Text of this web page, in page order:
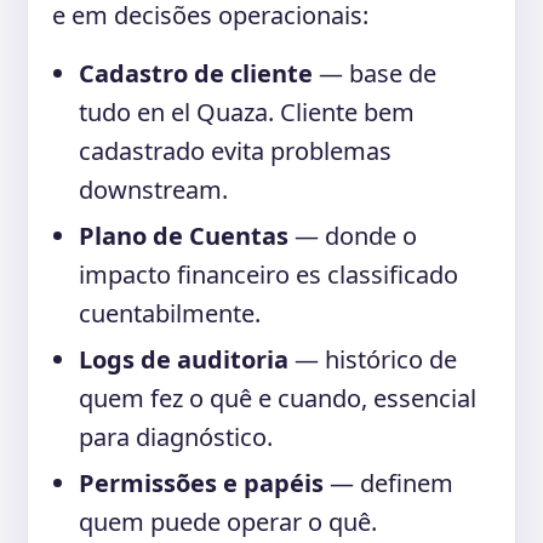
e em decisões operacionais:
Cadastro de cliente — base de
tudo en el Quaza. Cliente bem
cadastrado evita problemas
downstream.
Plano de Cuentas— donde o
impacto financeiro es classificado
cuentabilmente.
Logs de auditoria — histórico de
quem fez o quê e cuando, essencial
para diagnóstico.
Permissões e papéis— definem
quem puede operar o quê.